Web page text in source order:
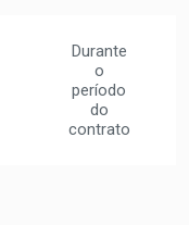
Durante
o
período
do
contrato